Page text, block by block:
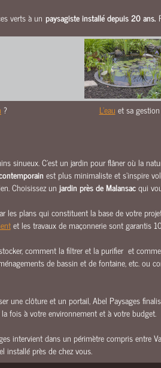
verts à un paysagiste installé depuis 20 ans.
? L'eau et sa gestion
sinueux. C’est un jardin pour flâner où la
est plus minimaliste et s’inspire
Choisissez un jardin près de Malansacqui
les plans qui constituent la base de votre
et les travaux de maçonnerie sont garantis
comment la filtrer et la purifier et
de bassin et de fontaine, etc. ou
une clôture et un portail, Abel Paysages
fois à votre environnement et à votre budget.
intervient dans un périmètre compris entre
installé près de chez vous.